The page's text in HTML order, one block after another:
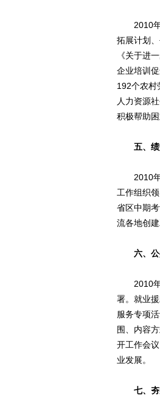
2010年
拓展计划
《关于进
企业培训
192个农村
人力资源
积极帮助困
五、
2010年
工作组织
省区中期
流各地创
六、
2010年
署。就业
服务专项
围、内容
开工作会
业发展。
七、